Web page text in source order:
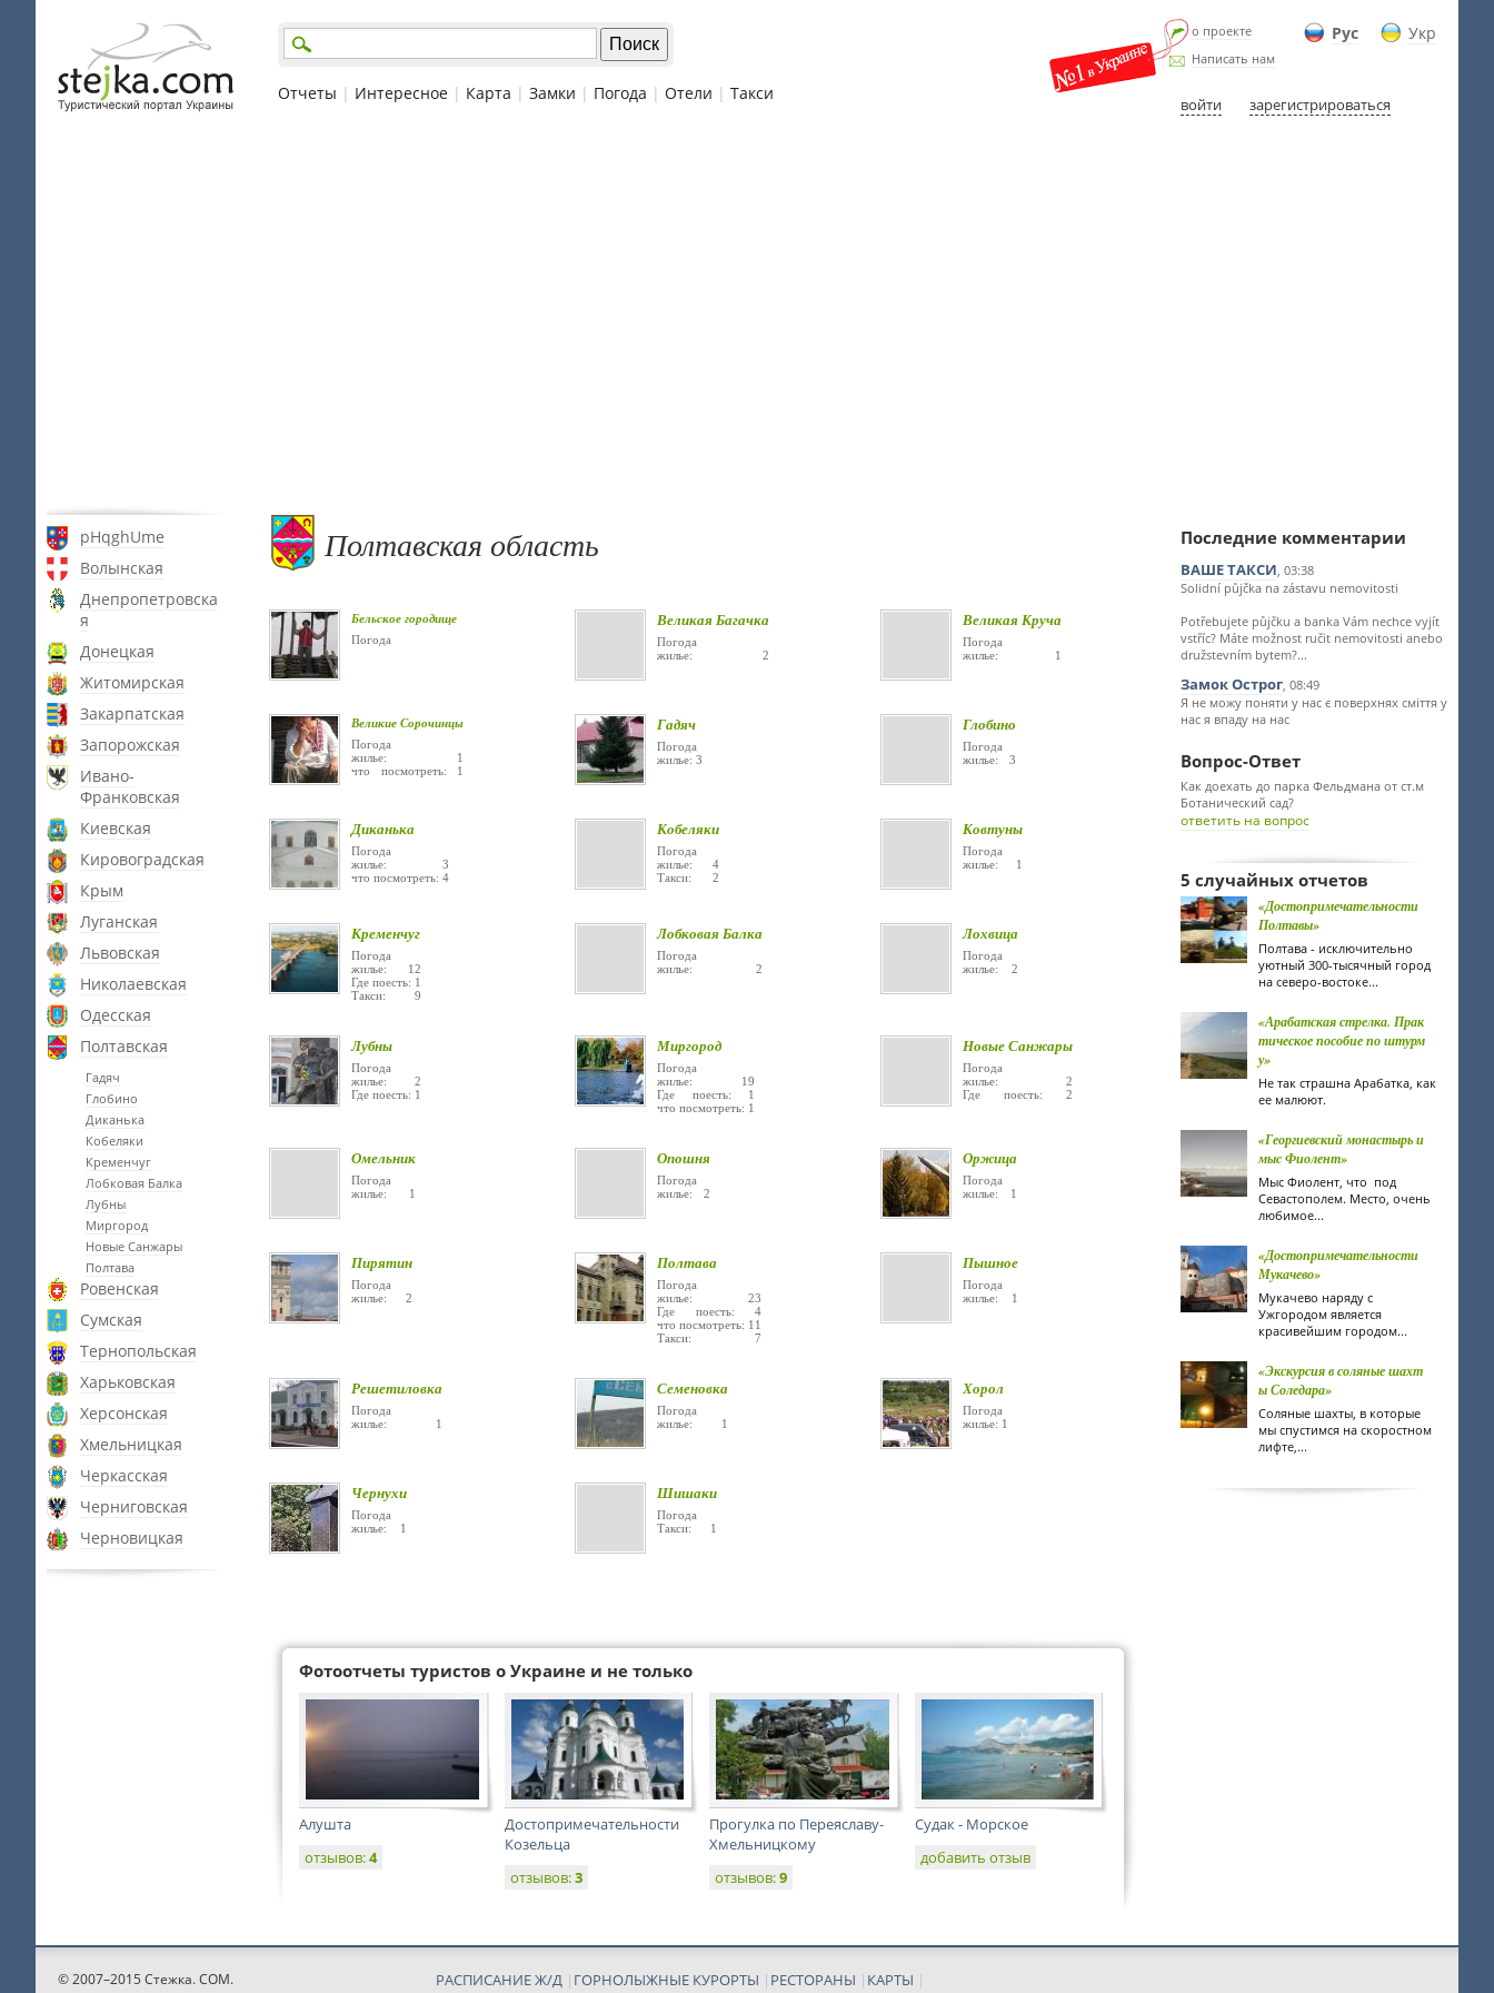
Рус Укр
о проекте
Написать нам
войти зарегистрироваться
Отчеты | Интересное | Карта | Замки | Погода | Отели | Такси
pHqghUme
Волынская
Днепропетровска
я
Донецкая
Житомирская
Закарпатская
Запорожская
Ивано-
Франковская
Киевская
Кировоградская
Крым
Луганская
Львовская
Николаевская
Одесская
Полтавская
Гадяч
Глобино
Диканька
Кобеляки
Кременчуг
Лобковая Балка
Лубны
Миргород
Новые Санжары
Полтава
Ровенская
Сумская
Тернопольская
Харьковская
Херсонская
Хмельницкая
Черкасская
Черниговская
Черновицкая
Полтавская область
Бельское городище
Погода
Великая Багачка
Погода
жилье: 2
Великая Круча
Погода
жилье: 1
Великие Сорочинцы
Погода
жилье: 1
что посмотреть: 1
Гадяч
Погода
жилье: 3
Глобино
Погода
жилье: 3
Диканька
Погода
жилье: 3
что посмотреть: 4
Кобеляки
Погода
жилье: 4
Такси: 2
Ковтуны
Погода
жилье: 1
Кременчуг
Погода
жилье: 12
Где поесть: 1
Такси: 9
Лобковая Балка
Погода
жилье: 2
Лохвица
Погода
жилье: 2
Лубны
Погода
жилье: 2
Где поесть: 1
Миргород
Погода
жилье: 19
Где поесть: 1
что посмотреть: 1
Новые Санжары
Погода
жилье: 2
Где поесть: 2
Омельник
Погода
жилье: 1
Опошня
Погода
жилье: 2
Оржица
Погода
жилье: 1
Пирятин
Погода
жилье: 2
Полтава
Погода
жилье: 23
Где поесть: 4
что посмотреть: 11
Такси: 7
Пышное
Погода
жилье: 1
Решетиловка
Погода
жилье: 1
Семеновка
Погода
жилье: 1
Хорол
Погода
жилье: 1
Чернухи
Погода
жилье: 1
Шишаки
Погода
Такси: 1
Фотоотчеты туристов о Украине и не только
Алушта
отзывов:4
Достопримечательности
Козельца
отзывов:3
Прогулка по Переяславу-
Хмельницкому
отзывов:9
Судак - Морское
добавить отзыв
Последние комментарии
ВАШЕ ТАКСИ, 03:38
Solidní půjčka na zástavu nemovitosti
Potřebujete půjčku a banka Vám nechce vyjít
vstříc? Máte možnost ručit nemovitosti anebo
družstevním bytem?...
Замок Острог, 08:49
Я не можу поняти у нас є поверхнях сміття у
нас я впаду на нас
Вопрос-Ответ
Как доехать до парка Фельдмана от ст.м
Ботанический сад?
ответить на вопрос
5 случайных отчетов
«Достопримечательности
Полтавы»
Полтава - исключительно
уютный 300-тысячный город
на северо-востоке...
«Арабатская стрелка. Прак
тическое пособие по штурм
у»
Не так страшна Арабатка, как
ее малюют.
«Георгиевский монастырь и
мыс Фиолент»
Мыс Фиолент, что под
Севастополем. Место, очень
любимое...
«Достопримечательности
Мукачево»
Мукачево наряду с
Ужгородом является
красивейшим городом...
«Экскурсия в соляные шахт
ы Соледара»
Соляные шахты, в которые
мы спустимся на скоростном
лифте,...
© 2007–2015 Стежка. COM. РАСПИСАНИЕ Ж/Д | ГОРНОЛЫЖНЫЕ КУРОРТЫ | РЕСТОРАНЫ | КАРТЫ |